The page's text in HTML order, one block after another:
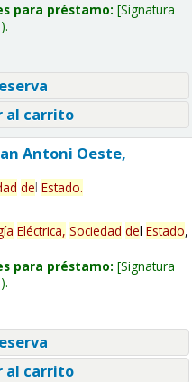
para préstamo: Signatura
al carrito
Antoni Oeste,
del Estado.
Eléctrica, Sociedad del Estado,
para préstamo: Signatura
al carrito